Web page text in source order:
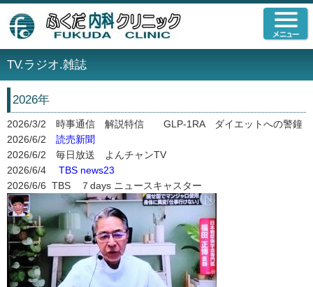
TV.ラジオ.雑誌
2026年
2026/3/2 時事通信 解説特信 GLP-1RA ダイエットへの警鐘
2026/6/2 読売新聞
2026/6/2 毎日放送 よんチャンTV
2026/6/4 TBS news23
2026/6/6 TBS ７days ニュースキャスター